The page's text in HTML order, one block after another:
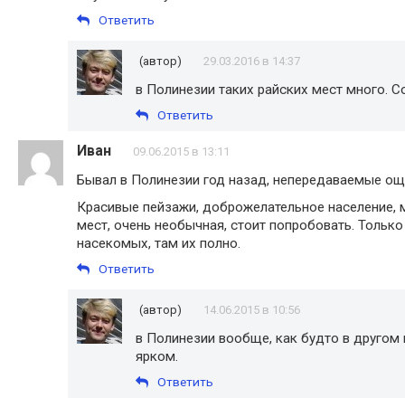
Ответить
(автор) 29.03.2016 в 14:37
в Полинезии таких райских мест много.
Ответить
Иван 09.06.2015 в 13:11
Бывал в Полинезии год назад, непередаваемые
Красивые пейзажи, доброжелательное
мест, очень необычная, стоит попробовать.
насекомых, там их полно.
Ответить
(автор) 14.06.2015 в 10:56
в Полинезии вообще, как будто в
ярком.
Ответить